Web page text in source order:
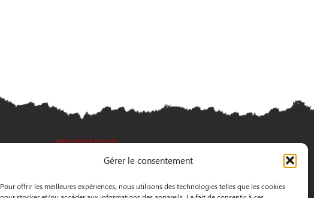
Gérer le consentement
Pour offrir les meilleures expériences, nous utilisons des technologies telles que les cookies
INFORMATIONS
3 Pass. Henri Gautier, 44600 Saint-Nazaire
02 40 22 09 91